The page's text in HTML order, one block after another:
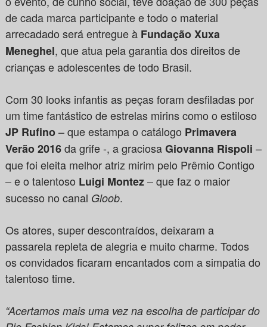
de cada marca participante e todo o material
arrecadado será entregue à FundaçãoXuxa
Meneghel, que atua pela garantia dos direitos de
crianças e adolescentes de todo Brasil.
Com 30 looks infantis as peças foram desfiladas por
um time fantástico de estrelas mirins como o estiloso
JP Rufino– que estampa o catálogo Primavera
Verão 2016da grife -, a graciosaGiovanna Rispoli –
que foi eleita melhor atriz mirim pelo Prêmio Contigo
– e o talentoso Luigi Montez– que faz o maior
sucesso no canal Gloob.
Os atores, super descontraídos, deixaram a
passarela repleta de alegria e muito charme. Todos
os convidados ficaram encantados com a simpatia do
talentoso time.
“Acertamos mais uma vez na escolha de participar do